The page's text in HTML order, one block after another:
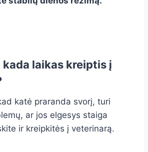
laikas kreiptis į
katė praranda svorį, turi
ar jos elgesys staiga
ir kreipkitės į veterinarą.